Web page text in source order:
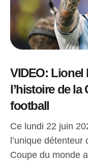
VIDEO: Lionel
l’histoire de
football
Ce lundi 22 juin
l’unique
Coupe du monde